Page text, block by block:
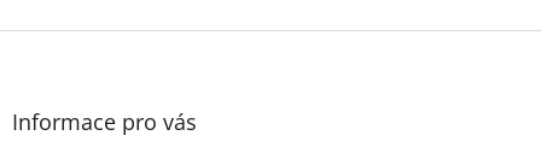
Z
Informace pro vás